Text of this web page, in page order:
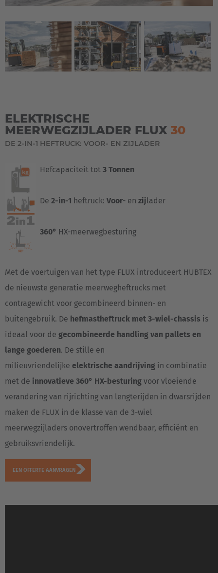
ELEKTRISCHE
MEERWEGZIJLADER FLUX 30
DE 2-IN-1 HEFTRUCK: VOOR- EN ZIJLADER
Hefcapaciteit tot 3 Tonnen
De 2-in-1 heftruck: Voor- en zijlader
360° HX-meerwegbesturing
Met de voertuigen van het type FLUX introduceert HUBTEX
de nieuwste generatie meerwegheftrucks met
contragewicht voor gecombineerd binnen- en
buitengebruik. De hefmastheftruck met 3-wiel-chassis is
ideaal voor de gecombineerde handling van pallets en
lange goederen. De stille en
milieuvriendelijke elektrische aandrijving in combinatie
met de innovatieve 360° HX-besturing voor vloeiende
verandering van rijrichting van lengterijden in dwarsrijden
maken de FLUX in de klasse van de 3-wiel
meerwegzijladers onovertroffen wendbaar, efficiënt en
gebruiksvriendelijk.
EEN OFFERTE AANVRAGEN